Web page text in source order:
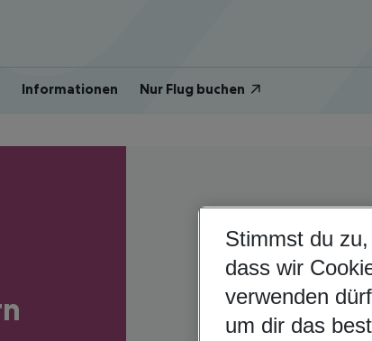
Informationen Nur Flug buchen
Stimmst du zu,
dass wir
verwenden
um dir das